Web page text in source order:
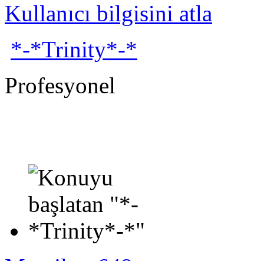
Kullanıcı bilgisini atla
*-*Trinity*-*
Profesyonel